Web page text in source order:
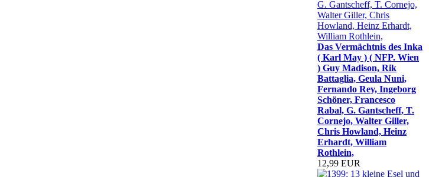
Das Vermächtnis des Inka
( Karl May ) ( NFP. Wien
) Guy Madison, Rik
Battaglia, Geula Nuni,
Fernando Rey, Ingeborg
Schöner, Francesco
Rabal, G. Gantscheff, T.
Cornejo, Walter Giller,
Chris Howland, Heinz
Erhardt, William
Rothlein,
12,99 EUR